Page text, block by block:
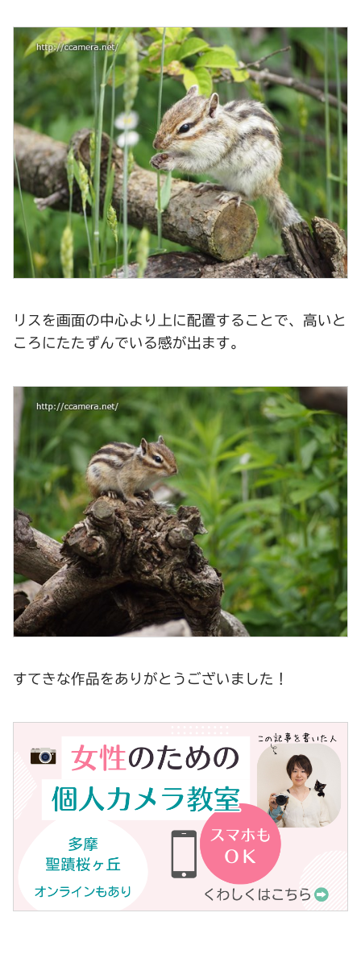
リスを画面の中心より上に配置することで、高いと
ころにたたずんでいる感が出ます。
すてきな作品をありがとうございました！